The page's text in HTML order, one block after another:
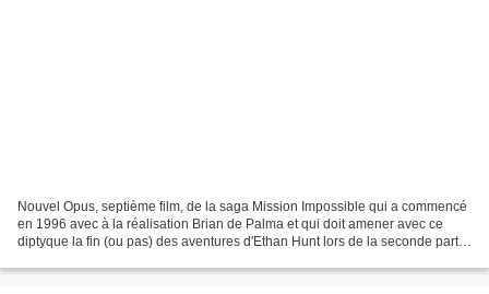
Nouvel Opus, septième film, de la saga Mission Impossible qui a commencé
en 1996 avec à la réalisation Brian de Palma et qui doit amener avec ce
diptyque la fin (ou pas) des aventures d'Ethan Hunt lors de la seconde partie